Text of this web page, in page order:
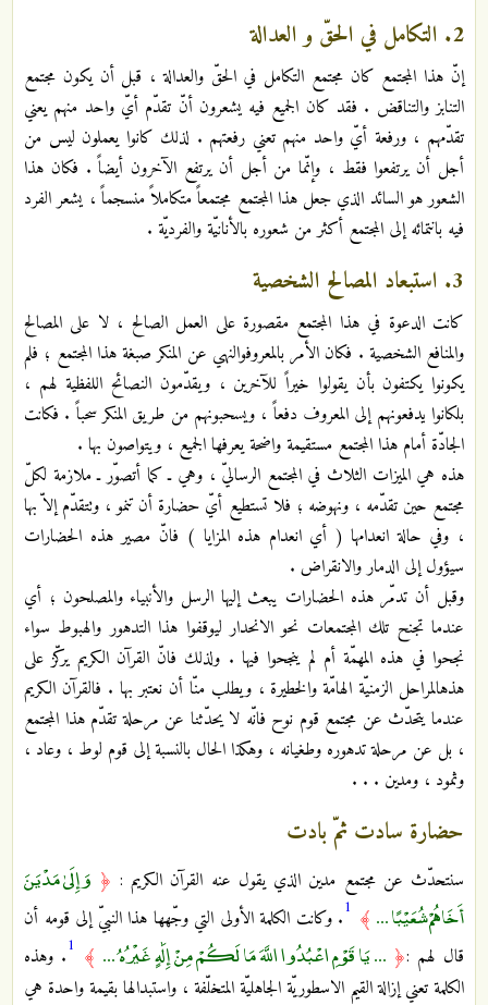
2. التكامل في الحقّ و العدالة
إنّ هذا المجتمع كان مجتمع التكامل في الحقّ والعدالة ، قبل أن يكون مجتمع
التنابز والتناقض . فقد كان الجميع فيه يشعرون ‏أنّ تقدّم أيّ واحد منهم يعني
تقدّمهم ، ورفعة أيّ واحد منهم تعني رفعتهم . لذلك كانوا يعملون ليس من
أجل أن يرتفعوا فقط ، وإنّما من أجل أن يرتفع الآخرون أيضاً . فكان هذا
الشعور هو السائد الذي جعل هذا المجتمع مجتمعاً متكاملاً منسجماً ، يشعر الفرد
فيه بانتمائه إلى المجتمع أكثر من شعوره بالأنانيّة والفرديّة .
3. استبعاد المصالح الشخصية
كانت الدعوة في هذا المجتمع مقصورة على العمل الصالح ، لا على المصالح
والمنافع الشخصية . فكان الأمر بالمعروف‏والنهي عن المنكر صبغة هذا المجتمع ؛ فلم
يكونوا يكتفون بأن يقولوا خيراً للآخرين ، ويقدّمون النصائح اللفظية لهم ،
بل‏كانوا يدفعونهم إلى المعروف دفعاً ، ويسحبونهم من طريق المنكر سحباً . فكانت
الجادّة أمام هذا المجتمع مستقيمة واضحة يعرفها الجميع ، ويتواصون بها .
هذه هي الميزات الثلاث في المجتمع الرساليّ ، وهي ـ كما أتصوّر ـ ملازمة لكلّ
مجتمع حين تقدّمه ، ونهوضه ؛ فلا تستطيع ‏أيّ حضارة أن تنمو ، وتتقدّم إلاّ بها
، وفي حالة انعدامها ( أي انعدام هذه المزايا ) فانّ مصير هذه الحضارات‏
سيؤول إلى الدمار والانقراض .
وقبل أن تدمّر هذه الحضارات يبعث إليها الرسل والأنبياء والمصلحون ؛ أي
عندما تجنح تلك المجتمعات نحو الانحدار ليوقفوا هذا التدهور والهبوط سواء
نجحوا في هذه المهمّة أم لم ينجحوا فيها . ولذلك فانّ القرآن الكريم يركّز على
هذه‏المراحل الزمنيّة الهامّة والخطيرة ، ويطلب منّا أن نعتبر بها . فالقرآن الكريم
عندما يتحدّث عن مجتمع قوم نوح فانّه لا يحدّثنا عن مرحلة تقدّم هذا المجتمع
، بل عن مرحلة تدهوره وطغيانه ، وهكذا الحال بالنسبة إلى قوم لوط ، وعاد ،
وثمود ، ومدين . . .
حضارة سادت ثمّ بادت‏
سنتحدّث عن مجتمع مدين الذي يقول عنه القرآن الكريم : ﴿ وَإِلَىٰ مَدْيَنَ
أَخَاهُمْ شُعَيْبًا ... ﴾ 1. وكانت الكلمة الأولى التي وجّهها هذا النبيّ إلى قومه أن
قال لهم :﴿ ... يَا قَوْمِ اعْبُدُوا اللَّهَ مَا لَكُمْ مِنْ إِلَٰهٍ غَيْرُهُ ... ﴾ 1. وهذه
الكلمة تعني إزالة القيم الاسطوريّة الجاهليّة المتخلّفة ، واستبدالها بقيمة واحدة هي